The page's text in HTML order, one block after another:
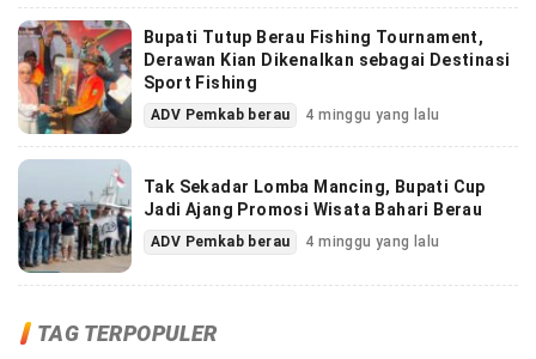
Bupati Tutup Berau Fishing Tournament,
Derawan Kian Dikenalkan sebagai Destinasi
Sport Fishing
ADV Pemkab berau 4 minggu yang lalu
Tak Sekadar Lomba Mancing, Bupati Cup
Jadi Ajang Promosi Wisata Bahari Berau
ADV Pemkab berau 4 minggu yang lalu
TAG TERPOPULER